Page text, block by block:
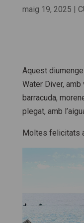
maig 19, 2025 |
Aquest
Water Diver,
barracuda,
plegat, amb
Moltes felicitats